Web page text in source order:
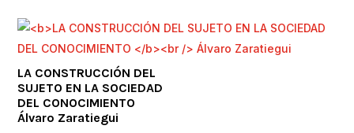
LA CONSTRUCCIÓN DEL
SUJETO EN LA SOCIEDAD
DEL CONOCIMIENTO
Álvaro Zaratiegui